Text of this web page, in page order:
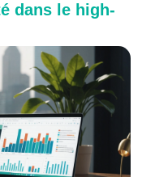
dans le high-